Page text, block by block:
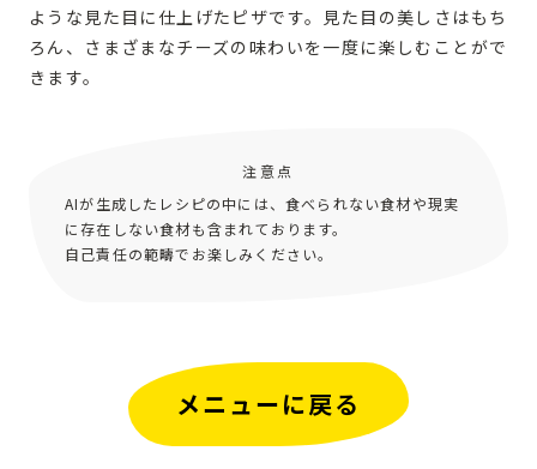
ような見た目に仕上げたピザです。見た目の美しさはもち
ろん、さまざまなチーズの味わいを一度に楽しむことがで
きます。
注意点
AIが生成したレシピの中には、食べられない食材や現実
に存在しない食材も含まれております。
自己責任の範疇でお楽しみください。
メニューに戻る